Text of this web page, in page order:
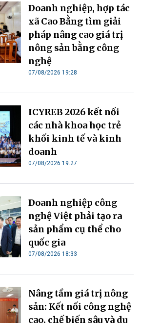
Doanh nghiệp, hợp tác
xã Cao Bằng tìm giải
pháp nâng cao giá trị
nông sản bằng công
nghệ
07/08/2026 19:28
ICYREB 2026 kết nối
các nhà khoa học trẻ
khối kinh tế và kinh
doanh
07/08/2026 19:27
Doanh nghiệp công
nghệ Việt phải tạo ra
sản phẩm cụ thể cho
quốc gia
07/08/2026 18:33
Nâng tầm giá trị nông
sản: Kết nối công nghệ
cao, chế biến sâu và du